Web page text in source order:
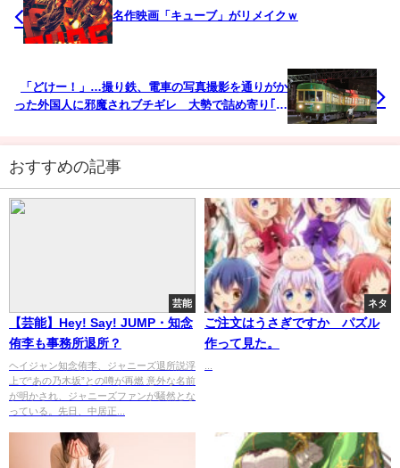
名作映画「キューブ」がリメイクｗ
「どけー！」…撮り鉄、電車の写真撮影を通りがか
った外国人に邪魔されブチギレ 大勢で詰め寄り｢金
おすすめの記事
芸能
【芸能】Hey! Say! JUMP・知念
侑李も事務所退所？
ヘイジャン知念侑李、ジャニーズ退所説浮
上で“あの乃木坂”との噂が再燃 意外な名前
が明かされ、ジャニーズファンが騒然とな
っている。先日、中居正...
ネタ
ご注文はうさぎですか パズル
作って見た。